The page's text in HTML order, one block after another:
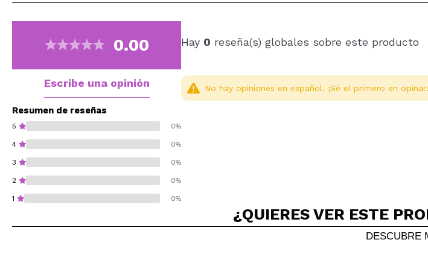
0.00
Escribe una opinión
Resumen de reseñas
5 0%
4 0%
3 0%
2 0%
1 0%
Hay 0 reseña(s) globales sobre este producto
Compartir un vídeo o una foto
Tu vídeo podría ser el primero.
No hay opiniones en español. ¡Sé el primero en opinar!
¿QUIERES VER ESTE
DESCUBRE